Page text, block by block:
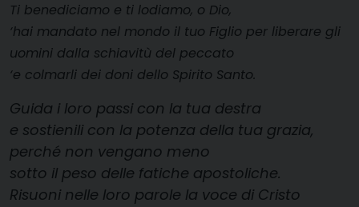
Ti benediciamo e ti lodiamo, o Dio,
‘hai mandato nel mondo il tuo Figlio per liberare gli
uomini dalla schiavitù del peccato
‘e colmarli dei doni dello Spirito Santo.
Guida i loro passi con la tua destra
e sostienili con la potenza della tua grazia,
perché non vengano meno
sotto il peso delle fatiche apostoliche.
Risuoni nelle loro parole la voce di Cristo